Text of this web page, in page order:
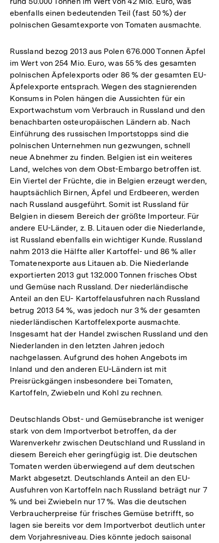
ebenfalls einen bedeutenden Teil (fast 50 %) der
polnischen Gesamtexporte von Tomaten ausmachte.
Russland bezog 2013 aus Polen 676.000 Tonnen Äpfel
im Wert von 254 Mio. Euro, was 55 % des gesamten
polnischen Äpfelexports oder 86 % der gesamten EU-
Äpfelexporte entsprach. Wegen des stagnierenden
Konsums in Polen hängen die Aussichten für ein
Exportwachstum vom Verbrauch in Russland und den
benachbarten osteuropäischen Ländern ab. Nach
Einführung des russischen Importstopps sind die
polnischen Unternehmen nun gezwungen, schnell
neue Abnehmer zu finden. Belgien ist ein weiteres
Land, welches von dem Obst-Embargo betroffen ist.
Ein Viertel der Früchte, die in Belgien erzeugt werden,
hauptsächlich Birnen, Äpfel und Erdbeeren, werden
nach Russland ausgeführt. Somit ist Russland für
Belgien in diesem Bereich der größte Importeur. Für
andere EU-Länder, z. B. Litauen oder die Niederlande,
ist Russland ebenfalls ein wichtiger Kunde. Russland
nahm 2013 die Hälfte aller Kartoffel- und 86 % aller
Tomatenexporte aus Litauen ab. Die Niederlande
exportierten 2013 gut 132.000 Tonnen frisches Obst
und Gemüse nach Russland. Der niederländische
Anteil an den EU- Kartoffelausfuhren nach Russland
betrug 2013 54 %, was jedoch nur 3 % der gesamten
niederländischen Kartoffelexporte ausmachte.
Insgesamt hat der Handel zwischen Russland und den
Niederlanden in den letzten Jahren jedoch
nachgelassen. Aufgrund des hohen Angebots im
Inland und den anderen EU-Ländern ist mit
Preisrückgängen insbesondere bei Tomaten,
Kartoffeln, Zwiebeln und Kohl zu rechnen.
Deutschlands Obst- und Gemüsebranche ist weniger
stark von dem Importverbot betroffen, da der
Warenverkehr zwischen Deutschland und Russland in
diesem Bereich eher geringfügig ist. Die deutschen
Tomaten werden überwiegend auf dem deutschen
Markt abgesetzt. Deutschlands Anteil an den EU-
Ausfuhren von Kartoffeln nach Russland beträgt nur 7
% und bei Zwiebeln nur 17 %. Was die deutschen
Verbraucherpreise für frisches Gemüse betrifft, so
lagen sie bereits vor dem Importverbot deutlich unter
dem Vorjahresniveau. Dies könnte jedoch saisonal